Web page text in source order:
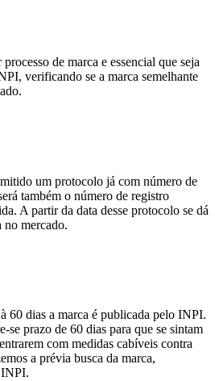
de marca e essencial que seja
verificando se a marca semelhante
um protocolo já com número de
também o número de registro
A partir da data desse protocolo se dá
no mercado.
60 dias a marca é publicada pelo INPI.
se prazo de 60 dias para que se sintam
com medidas cabíveis contra
a prévia busca da marca,